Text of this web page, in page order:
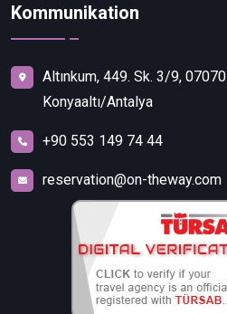
Kommunikation
Altınkum, 449. Sk. 3/9, 07070
Konyaaltı/Antalya
+90 553 149 74 44
reservation@on-theway.com